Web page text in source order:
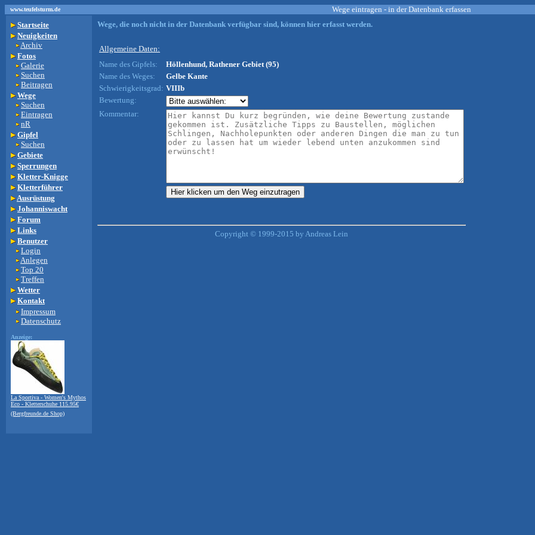
www.teufelsturm.de Wege eintragen - in der Datenbank erfassen
Startseite
Neuigkeiten
Archiv
Fotos
Galerie
Suchen
Beitragen
Wege
Suchen
Eintragen
nR
Gipfel
Suchen
Gebiete
Sperrungen
Kletter-Knigge
Kletterführer
Ausrüstung
Johanniswacht
Forum
Links
Benutzer
Login
Anlegen
Top 20
Treffen
Wetter
Kontakt
Impressum
Datenschutz
Anzeige:
La Sportiva - Women's Mythos
Eco - Kletterschuhe 115.95€
(Bergfreunde.de Shop)
Wege, die noch nicht in der Datenbank verfügbar sind, können hier erfasst werden.
Allgemeine Daten:
Name des Gipfels:
Höllenhund, Rathener Gebiet (95)
Name des Weges:
Gelbe Kante
Schwierigkeitsgrad: VIIIb
Bewertung:
Kommentar:
Copyright © 1999-2015 by Andreas Lein